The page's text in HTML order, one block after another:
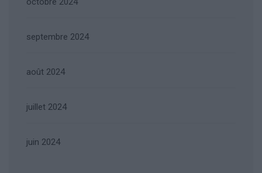
septembre 2024
août 2024
juillet 2024
juin 2024